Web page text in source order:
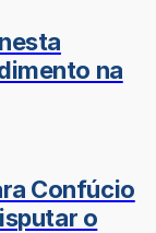
na
Confúcio
o